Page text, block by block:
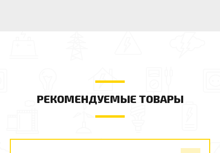
РЕКОМЕНДУЕМЫЕ ТОВАРЫ